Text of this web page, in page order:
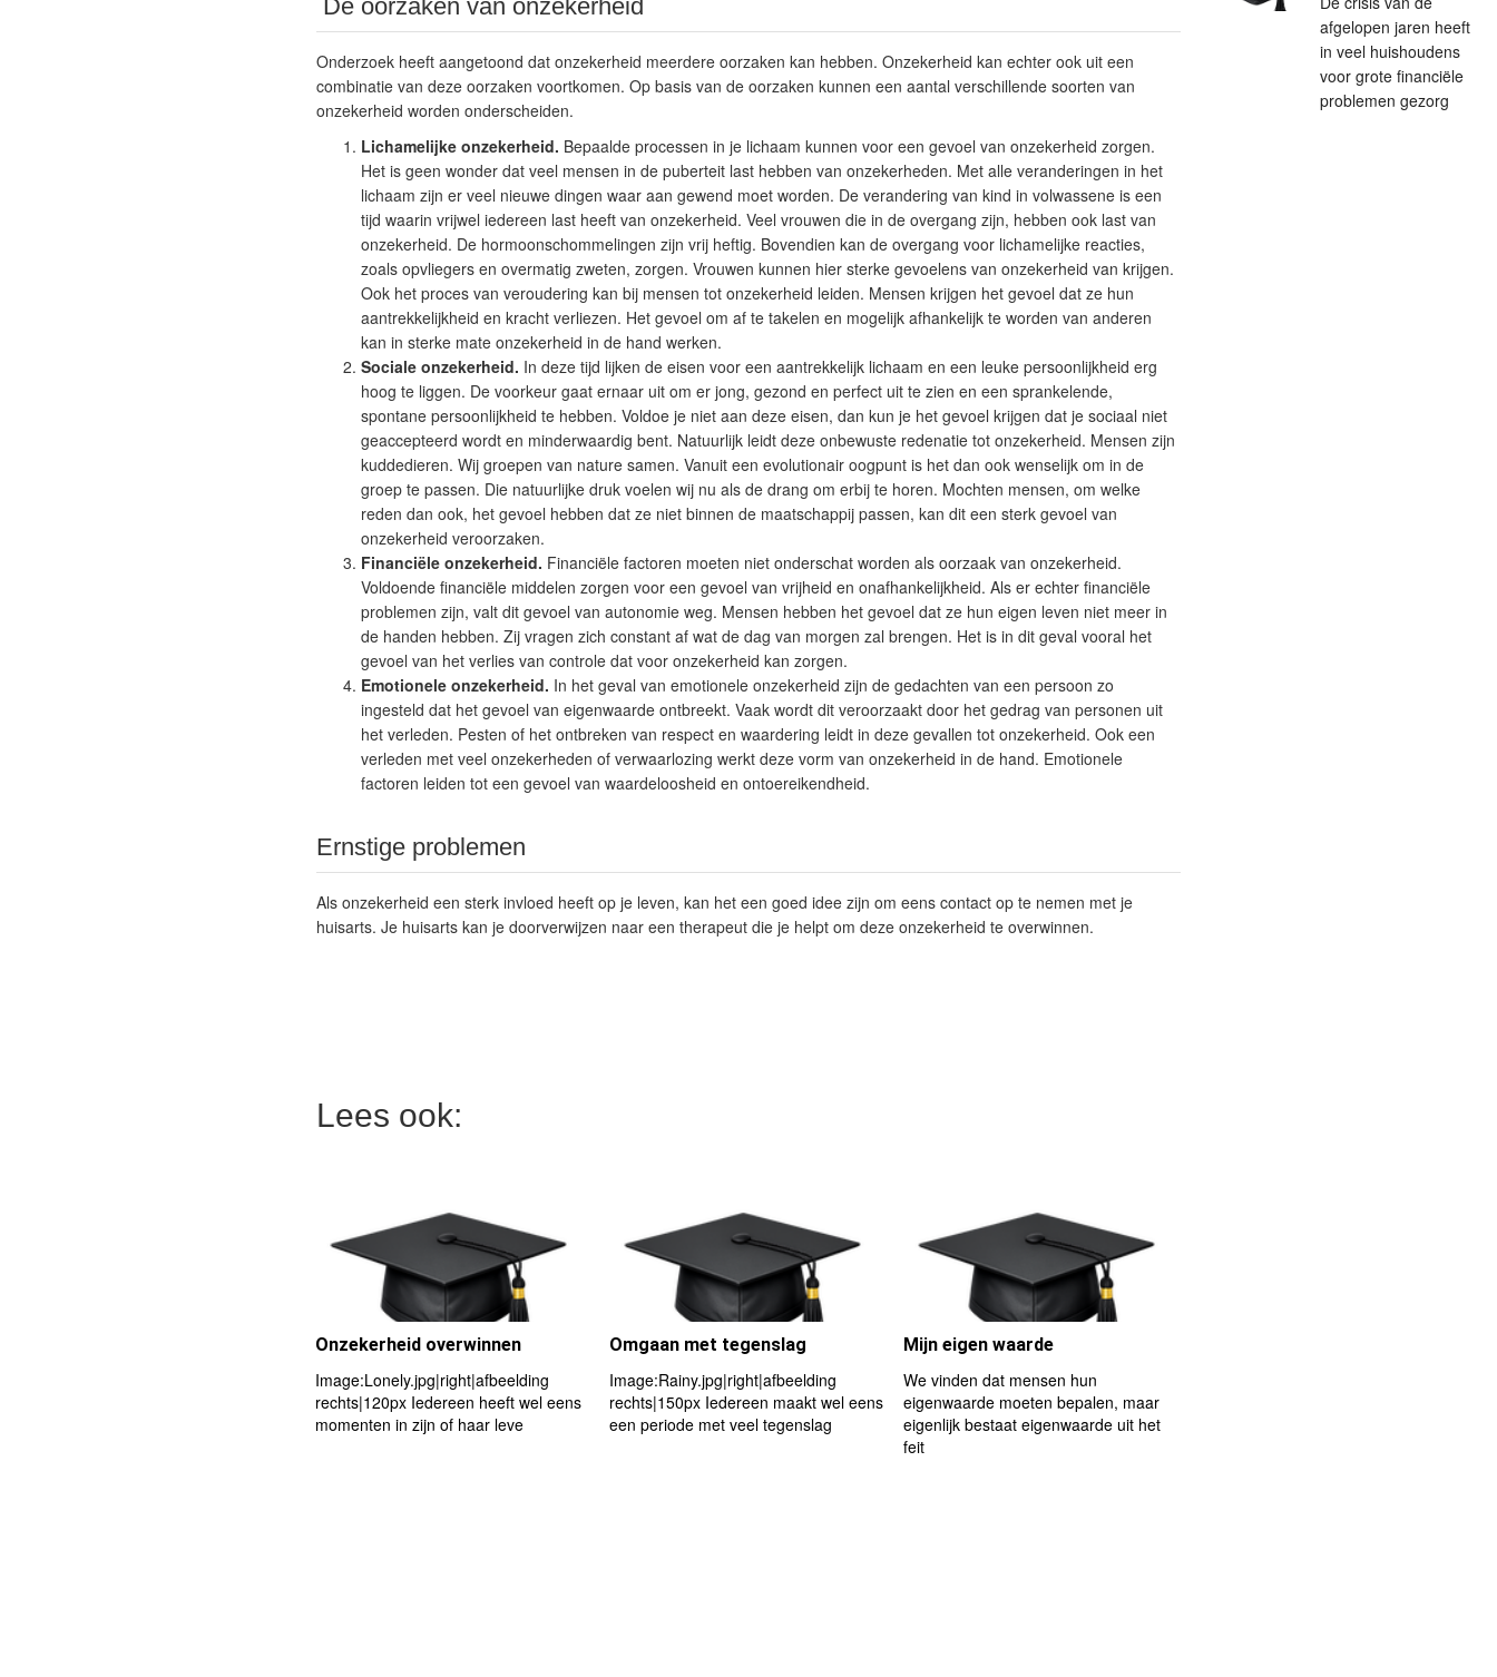
De oorzaken van onzekerheid
Onderzoek heeft aangetoond dat onzekerheid meerdere oorzaken kan hebben. Onzekerheid kan echter ook uit een
combinatie van deze oorzaken voortkomen. Op basis van de oorzaken kunnen een aantal verschillende soorten van
onzekerheid worden onderscheiden.
Lichamelijke onzekerheid. Bepaalde processen in je lichaam kunnen voor een gevoel van onzekerheid zorgen.
Het is geen wonder dat veel mensen in de puberteit last hebben van onzekerheden. Met alle veranderingen in het
lichaam zijn er veel nieuwe dingen waar aan gewend moet worden. De verandering van kind in volwassene is een
tijd waarin vrijwel iedereen last heeft van onzekerheid. Veel vrouwen die in de overgang zijn, hebben ook last van
onzekerheid. De hormoonschommelingen zijn vrij heftig. Bovendien kan de overgang voor lichamelijke reacties,
zoals opvliegers en overmatig zweten, zorgen. Vrouwen kunnen hier sterke gevoelens van onzekerheid van krijgen.
Ook het proces van veroudering kan bij mensen tot onzekerheid leiden. Mensen krijgen het gevoel dat ze hun
aantrekkelijkheid en kracht verliezen. Het gevoel om af te takelen en mogelijk afhankelijk te worden van anderen
kan in sterke mate onzekerheid in de hand werken.
Sociale onzekerheid. In deze tijd lijken de eisen voor een aantrekkelijk lichaam en een leuke persoonlijkheid erg
hoog te liggen. De voorkeur gaat ernaar uit om er jong, gezond en perfect uit te zien en een sprankelende,
spontane persoonlijkheid te hebben. Voldoe je niet aan deze eisen, dan kun je het gevoel krijgen dat je sociaal niet
geaccepteerd wordt en minderwaardig bent. Natuurlijk leidt deze onbewuste redenatie tot onzekerheid. Mensen zijn
kuddedieren. Wij groepen van nature samen. Vanuit een evolutionair oogpunt is het dan ook wenselijk om in de
groep te passen. Die natuurlijke druk voelen wij nu als de drang om erbij te horen. Mochten mensen, om welke
reden dan ook, het gevoel hebben dat ze niet binnen de maatschappij passen, kan dit een sterk gevoel van
onzekerheid veroorzaken.
Financiële onzekerheid. Financiële factoren moeten niet onderschat worden als oorzaak van onzekerheid.
Voldoende financiële middelen zorgen voor een gevoel van vrijheid en onafhankelijkheid. Als er echter financiële
problemen zijn, valt dit gevoel van autonomie weg. Mensen hebben het gevoel dat ze hun eigen leven niet meer in
de handen hebben. Zij vragen zich constant af wat de dag van morgen zal brengen. Het is in dit geval vooral het
gevoel van het verlies van controle dat voor onzekerheid kan zorgen.
Emotionele onzekerheid. In het geval van emotionele onzekerheid zijn de gedachten van een persoon zo
ingesteld dat het gevoel van eigenwaarde ontbreekt. Vaak wordt dit veroorzaakt door het gedrag van personen uit
het verleden. Pesten of het ontbreken van respect en waardering leidt in deze gevallen tot onzekerheid. Ook een
verleden met veel onzekerheden of verwaarlozing werkt deze vorm van onzekerheid in de hand. Emotionele
factoren leiden tot een gevoel van waardeloosheid en ontoereikendheid.
Ernstige problemen
Als onzekerheid een sterk invloed heeft op je leven, kan het een goed idee zijn om eens contact op te nemen met je
huisarts. Je huisarts kan je doorverwijzen naar een therapeut die je helpt om deze onzekerheid te overwinnen.
Lees ook:
Onzekerheid overwinnen
Image:Lonely.jpg|right|afbeelding
rechts|120px Iedereen heeft wel eens
momenten in zijn of haar leve
Omgaan met tegenslag
Image:Rainy.jpg|right|afbeelding
rechts|150px Iedereen maakt wel eens
een periode met veel tegenslag
Mijn eigen waarde
We vinden dat mensen hun
eigenwaarde moeten bepalen, maar
eigenlijk bestaat eigenwaarde uit het
feit
afgelopen jaren heeft
in veel huishoudens
voor grote financiële
problemen gezorg